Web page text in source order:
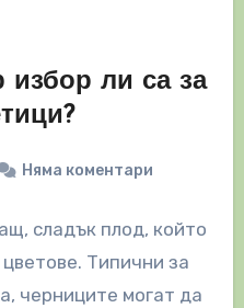
ли са за
Няма коментари
сладък плод, който
Типични за
черниците могат да